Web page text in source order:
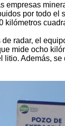
empresas
por todo el
kilómetros
radar, el
mide ocho
Además,